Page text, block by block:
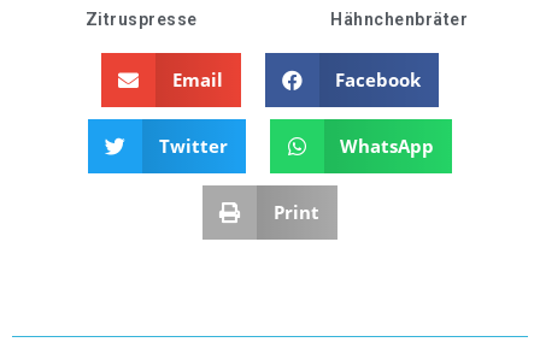
Zitruspresse Hähnchenbräter
Email Facebook
Twitter WhatsApp
Print